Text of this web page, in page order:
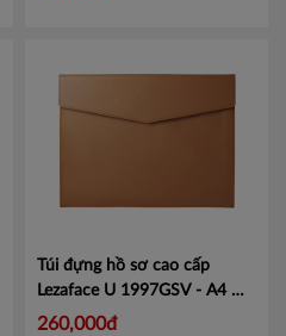
Túi đựng hồ sơ cao cấp
Lezaface U 1997GSV - A4 Mã
KJ1997
260,000đ